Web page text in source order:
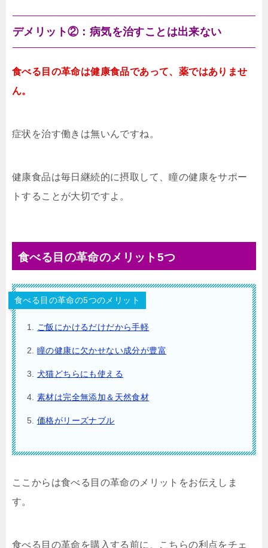
デメリット②：病気を治すことは出来ない
食べる目の革命は健康食品であって、薬ではありませ
ん。
症状を治す働きは無いんですね。
健康食品は毎日継続的に摂取して、瞳の健康をサポー
トすることが大切ですよ。
食べる目の革命のメリット5つ
食べる目の革命の5つのメリット
ご飯にかけるだけだから手軽
瞳の健康に欠かせない成分が豊富
犬猫どちらにも使える
素材は完全無添加＆天然食材
価格がリーズナブル
ここからは食べる目の革命のメリットをお伝えしま
す。
食べる目の革命を購入する前に、こちらの利点をチェ